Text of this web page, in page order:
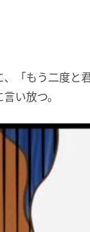
「もう二度と
い放つ。